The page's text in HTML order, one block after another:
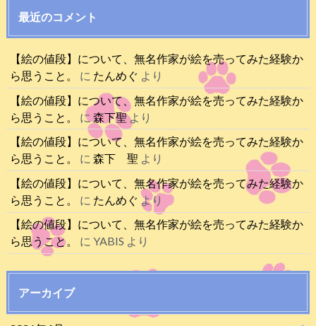
最近のコメント
【絵の値段】について、無名作家が絵を売ってみた経験か
ら思うこと。
に たんめぐ より
【絵の値段】について、無名作家が絵を売ってみた経験か
ら思うこと。
に 森下聖より
【絵の値段】について、無名作家が絵を売ってみた経験か
ら思うこと。
に 森下 聖 より
【絵の値段】について、無名作家が絵を売ってみた経験か
ら思うこと。
に たんめぐ より
【絵の値段】について、無名作家が絵を売ってみた経験か
ら思うこと。
に YABIS より
アーカイブ